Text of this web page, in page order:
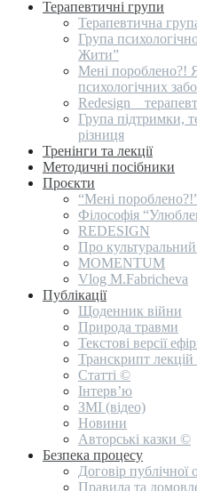
Терапевтичні групи
Терапевтична
Група
Жити”
Мені пороблено?!
психологічних
Redesign _
Група підтримки,
різниця
Тренінги та лекції
Методичні посібники
Проєкти
“Мені
Філософія
REDESIGN
Про культуральний
MOMENTUM
Vlog M.Fabricheva
Публікації
Щоденник війни
Природа травми
Текстові версії
Транскрипт
Статті ©
Інтерв’ю
ЗМІ (відео)
Новини
Авторські казки ©
Безпека процесу
Договір
Правила та